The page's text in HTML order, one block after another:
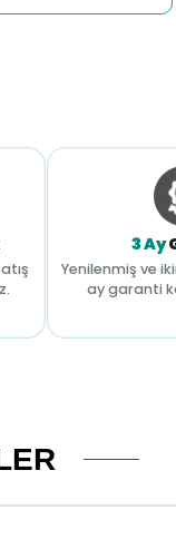
3 Ay
Yenilenmiş ve
ay garanti